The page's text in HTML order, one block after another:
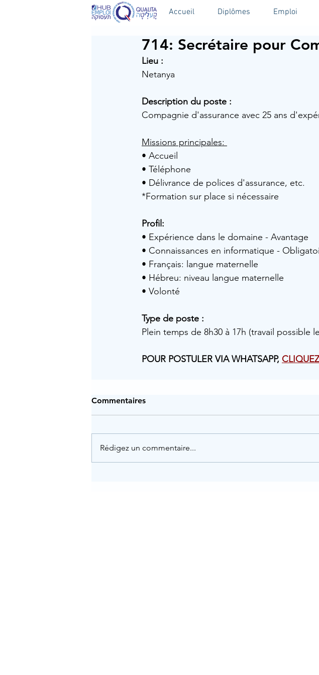
Accueil Diplômes Emploi
714: Secrétaire pour
Lieu :
Netanya
Description du poste :
Compagnie d'assurance avec 25 ans
Missions principales:
• Accueil
• Téléphone
• Délivrance de polices d'assurance, etc.
*Formation sur place si nécessaire
Profil:
• Expérience dans le domaine - Avantage
• Connaissances en informatique -
• Français: langue maternelle
• Hébreu: niveau langue maternelle
• Volonté
Type de poste :
Plein temps de 8h30 à 17h (travail possible
POUR POSTULER VIA WHATSAPP,
Commentaires
Rédigez un commentaire...